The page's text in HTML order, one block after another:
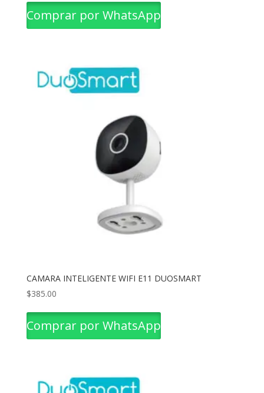
Comprar por WhatsApp
CAMARA INTELIGENTE WIFI E11 DUOSMART
$385.00
Comprar por WhatsApp